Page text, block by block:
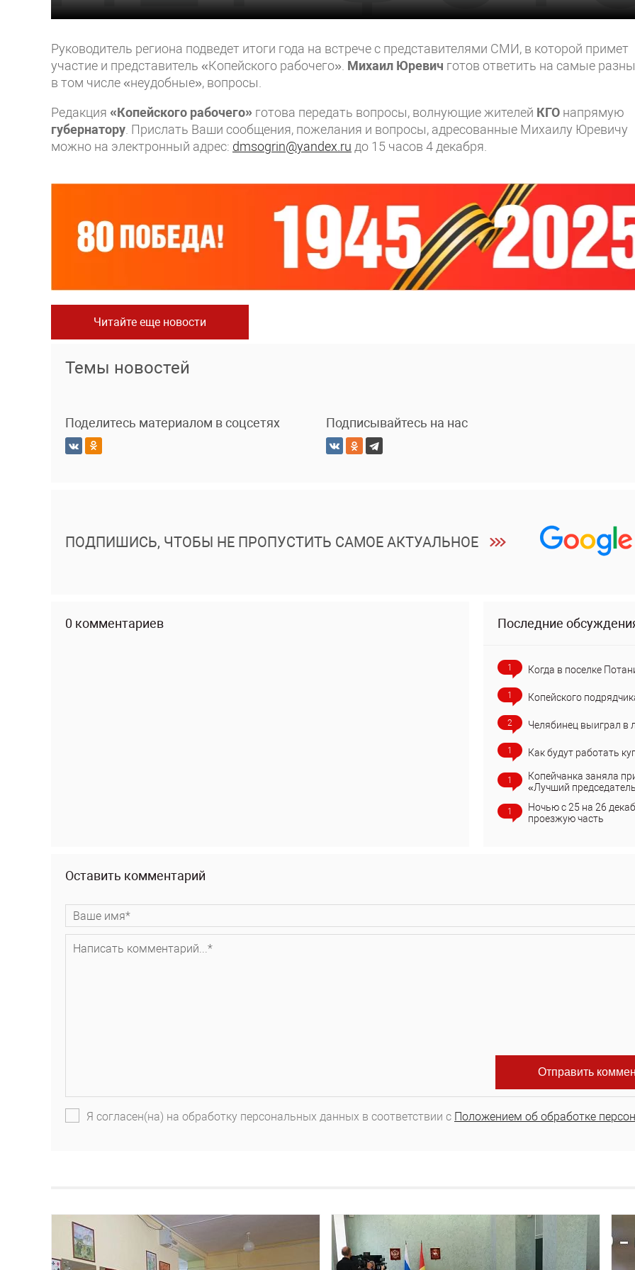
Руководитель региона подведет итоги года на встрече с представителями СМИ, в которой примет
участие и представитель «Копейского рабочего». Михаил Юревич готов ответить на самые
в том числе «неудобные», вопросы.
Редакция «Копейского рабочего» готова передать вопросы, волнующие жителей КГО напрямую
губернатору. Прислать Ваши сообщения, пожелания и вопросы, адресованные Михаилу Юревичу
можно на электронный адрес: dmsogrin@yandex.ru до 15 часов 4 декабря.
Читайте еще новости
Темы новостей
Поделитесь материалом в соцсетях Подписывайтесь на нас
ПОДПИШИСЬ, ЧТОБЫ НЕ ПРОПУСТИТЬ САМОЕ АКТУАЛЬНОЕ
0 комментариев Последние
1 Когда в поселке
1 Копейского
2 Челябинец выиграл в
1 Как будут работать
1
Копейчанка заняла
«Лучший
1
Ночью с 25 на 26
проезжую часть
Оставить комментарий
Я согласен(на) на обработку персональных данных в соответствии с Положением об обработке